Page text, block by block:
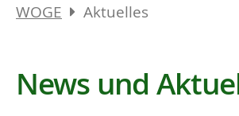
WOGE Aktuelles
News und